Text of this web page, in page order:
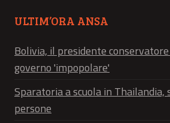
ULTIM’ORA ANSA
Bolivia, il presidente
governo 'impopolare'
Sparatoria a scuola in Thailandia,
persone